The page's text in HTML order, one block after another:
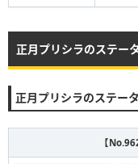
正月プリシラのステー
正月プリシラのステー
【